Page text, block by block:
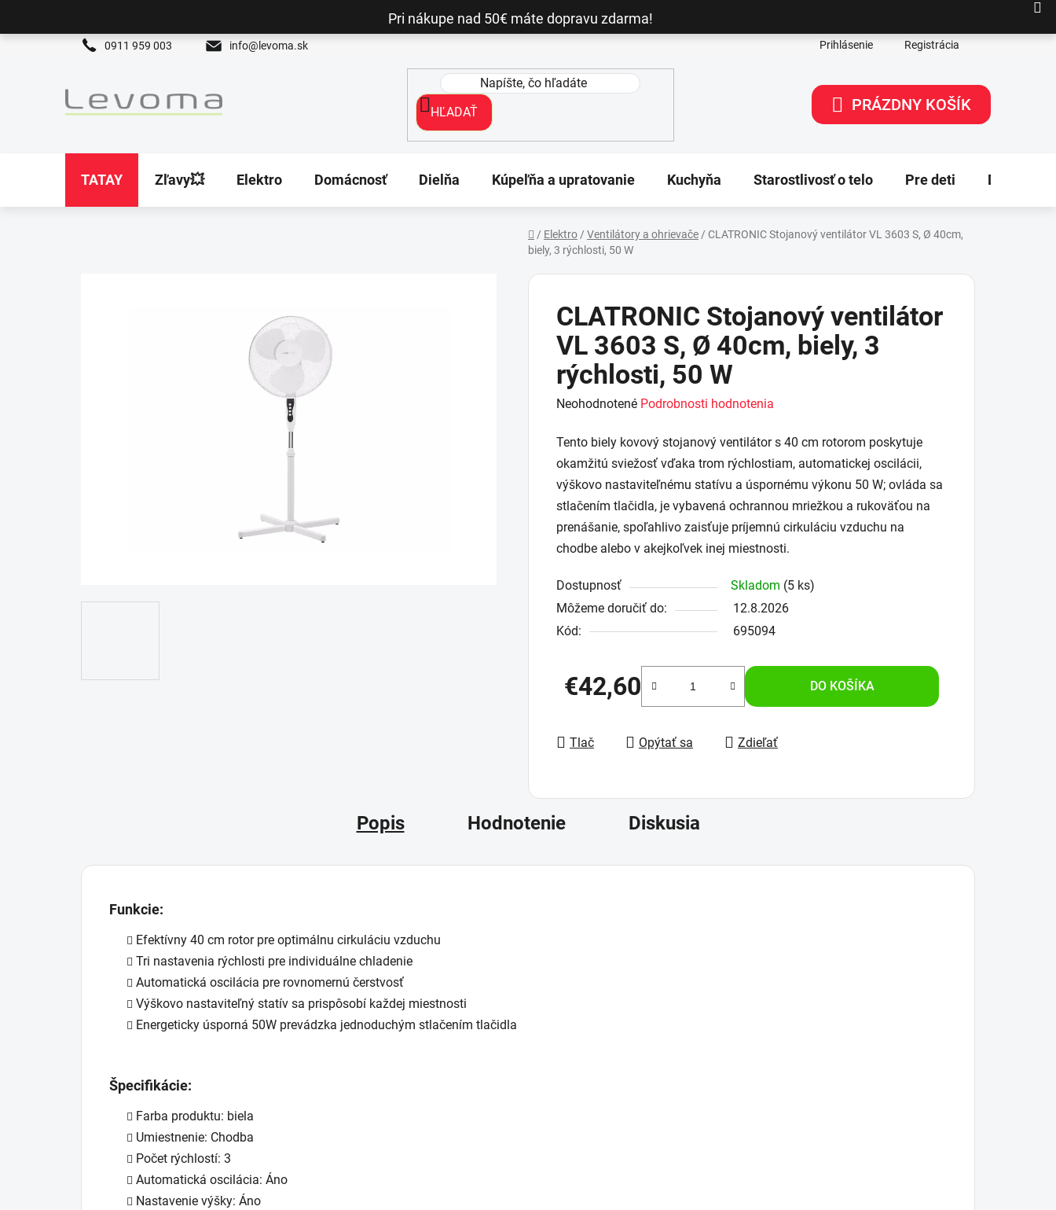
Pri nákupe nad 50€ máte dopravu zdarma!
0911 959 003 info@levoma.sk Prihlásenie Registrácia
HĽADAŤ
NÁKUPNÝ
PRÁZDNY KOŠÍK
TATAY Zľavy💥 Elektro Domácnosť Dielňa Kúpeľňa a upratovanie Kuchyňa Starostlivosť o telo Pre deti Dekorácie
Domov
/ Elektro / Ventilátory a ohrievače / CLATRONIC Stojanový ventilátor VL 3603 S, Ø 40cm,
biely, 3 rýchlosti, 50 W
CLATRONIC Stojanový ventilátor
VL 3603 S, Ø 40cm, biely, 3
rýchlosti, 50 W
Priemerné
produktu
je
0,0
z
5
hviezdičiek.
Neohodnotené Podrobnosti hodnotenia
Tento biely kovový stojanový ventilátor s 40 cm rotorom poskytuje
okamžitú sviežosť vďaka trom rýchlostiam, automatickej oscilácii,
výškovo nastaviteľnému statívu a úspornému výkonu 50 W; ovláda sa
stlačením tlačidla, je vybavená ochrannou mriežkou a rukoväťou na
prenášanie, spoľahlivo zaisťuje príjemnú cirkuláciu vzduchu na
chodbe alebo v akejkoľvek inej miestnosti.
Dostupnosť Skladom (5 ks)
Môžeme doručiť do:
12.8.2026
Kód:
695094
€42,60
Jednotková cena:
DO KOŠÍKA
Tlač Opýtať sa Zdieľať
Popis Hodnotenie Diskusia
Funkcie:
Efektívny 40 cm rotor pre optimálnu cirkuláciu vzduchu
Tri nastavenia rýchlosti pre individuálne chladenie
Automatická oscilácia pre rovnomernú čerstvosť
Výškovo nastaviteľný statív sa prispôsobí každej miestnosti
Energeticky úsporná 50W prevádzka jednoduchým stlačením tlačidla
Špecifikácie:
Farba produktu: biela
Umiestnenie: Chodba
Počet rýchlostí: 3
Automatická oscilácia: Áno
Nastavenie výšky: Áno